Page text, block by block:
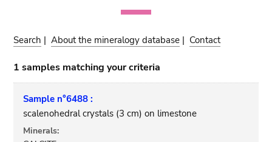
Search |About the mineralogy database | Contact
1 samples matching your criteria
Sample n°6488 :
scalenohedral crystals (3 cm) on limestone
Minerals: